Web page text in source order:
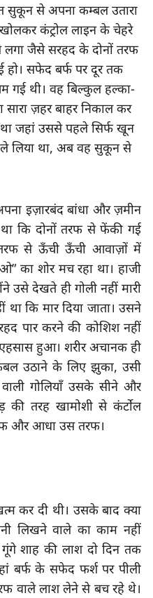
सुकून से अपना कम्बल उतारा
कंट्रोल लाइन के चेहरे
लगा जैसे सरहद के दोनों तरफ
हो। सफेद बर्फ पर दूर तक
गई थी। वह बिल्कुल हल्का-
ज़हर बाहर निकाल कर
जहां उससे पहले सिर्फ खून
ले लिया था, अब वह सुकून से
इज़ारबंद बांधा और ज़मीन
कि दोनों तरफ से फेंकी गई
तरफ से ऊँची ऊँची आवाज़ों में
का शोर मच रहा था। हाजी
उसे देखते ही गोली नहीं मारी
कि मार दिया जाता। उसने
पार करने की कोशिश नहीं
हुआ। शरीर अचानक ही
उठाने के लिए झुका, उसी
गोलियाँ उसके सीने और
तरह खामोशी से कंर्टोल
और आधा उस तरफ।
कर दी थी। उसके बाद क्या
लिखने वाले का काम नहीं
शाह की लाश दो दिन तक
बर्फ के सफेद फर्श पर पीली
वाले लाश लेने से बच रहे थे।